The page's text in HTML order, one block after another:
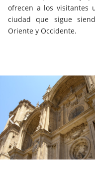
ofrecen a los visitantes
ciudad que sigue
Oriente y Occidente.